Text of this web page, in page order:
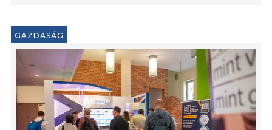
GAZDASÁG